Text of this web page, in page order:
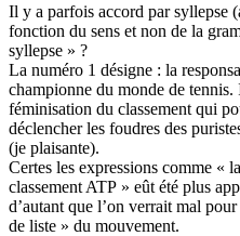
Il y a parfois accord par syllepse
fonction du sens et non de la
syllepse » ?
La numéro 1 désigne : la
championne du monde de
féminisation du classement qui
déclencher les foudres des
(je plaisante).
Certes les expressions comme «
classement ATP » eût été plus
d’autant que l’on verrait mal
de liste » du mouvement.